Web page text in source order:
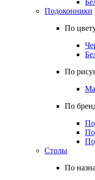
Подоконники
По
По
По
Столы
По